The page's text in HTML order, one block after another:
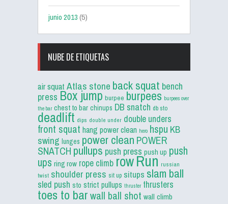
junio 2013(5)
NUBE DE ETIQUETAS
air squat Atlas stone back squat bench
press Box jump burpee burpees burpees over
the bar chest to bar chinups DB snatch db sto
deadlift dips double under double unders
front squat hang power clean hero hspu KB
swing lunges power clean POWER
SNATCH pullups push press push up push
ups ring row rope climb rowRun russian
twist shoulder press sit up situps slam ball
sled push sto strict pullups thruster thrusters
toes to barwall ball shot wall climb